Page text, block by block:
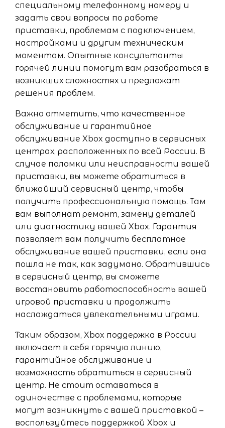
специальному телефонному номеру и
задать свои вопросы по работе
приставки, проблемам с подключением,
настройками и другим техническим
моментам. Опытные консультанты
горячей линии помогут вам разобраться в
возникших сложностях и предложат
решения проблем.
Важно отметить, что качественное
обслуживание и гарантийное
обслуживание Xbox доступно в сервисных
центрах, расположенных по всей России. В
случае поломки или неисправности вашей
приставки, вы можете обратиться в
ближайший сервисный центр, чтобы
получить профессиональную помощь. Там
вам выполнат ремонт, замену деталей
или диагностику вашей Xbox. Гарантия
позволяет вам получить бесплатное
обслуживание вашей приставки, если она
пошла не так, как задумано. Обратившись
в сервисный центр, вы сможете
восстановить работоспособность вашей
игровой приставки и продолжить
наслаждаться увлекательными играми.
Таким образом, Xbox поддержка в России
включает в себя горячую линию,
гарантийное обслуживание и
возможность обратиться в сервисный
центр. Не стоит оставаться в
одиночестве с проблемами, которые
могут возникнуть с вашей приставкой –
воспользуйтесь поддержкой Xbox и